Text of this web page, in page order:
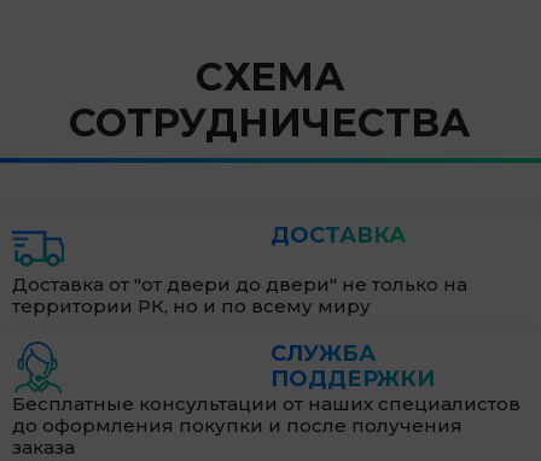
СХЕМА
СОТРУДНИЧЕСТВА
ДОСТАВКА
Доставка от "от двери до двери" не только на
территории РК, но и по всему миру
СЛУЖБА
ПОДДЕРЖКИ
Бесплатные консультации от наших специалистов
до оформления покупки и после получения
заказа